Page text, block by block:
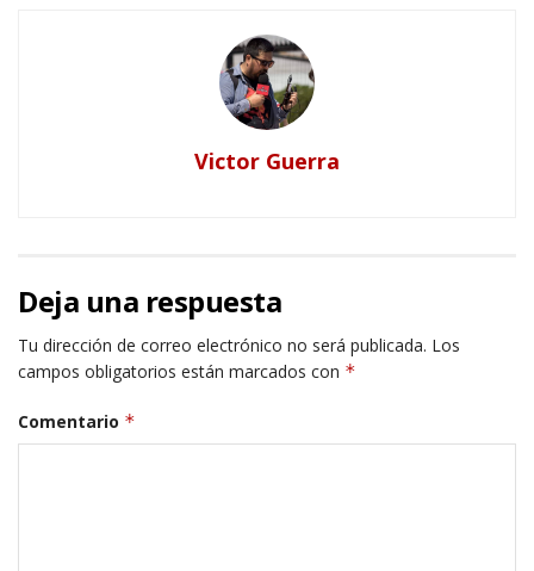
Victor Guerra
Deja una respuesta
Tu dirección de correo electrónico no será publicada. Los
campos obligatorios están marcados con *
Comentario *